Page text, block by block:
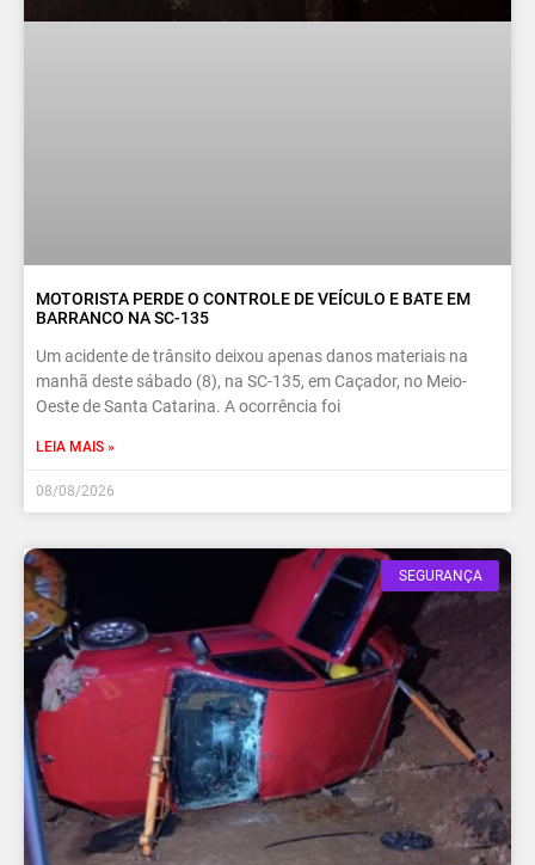
MOTORISTA PERDE O CONTROLE DE VEÍCULO E BATE EM
BARRANCO NA SC-135
Um acidente de trânsito deixou apenas danos materiais na
manhã deste sábado (8), na SC-135, em Caçador, no Meio-
Oeste de Santa Catarina. A ocorrência foi
LEIA MAIS »
08/08/2026
SEGURANÇA